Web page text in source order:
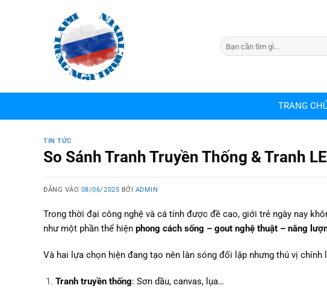
TRANG
TIN TỨC
So Sánh Tranh Truyền Thống & Tranh
ĐĂNG VÀO 08/06/2025 BỞI ADMIN
Trong thời đại công nghệ và cá tính được đề cao, giới trẻ ngày nay
như một phần thể hiện phong cách sống – gout nghệ thuật – năng
Và hai lựa chọn hiện đang tạo nên làn sóng đối lập nhưng thú vị chính
Tranh truyền thống: Sơn dầu, canvas, lụa…